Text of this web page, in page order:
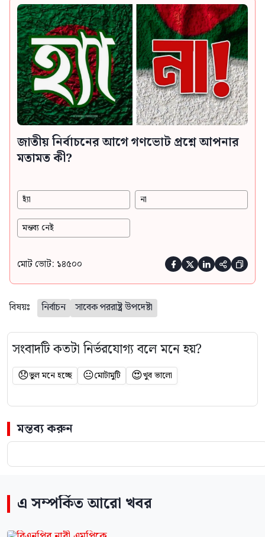
জাতীয় নির্বাচনের আগে গণভোট প্রশ্নে আপনার
মতামত কী?
হ্যাঁ না
মন্তব্য নেই
মোট ভোট: ১৪৫০০     
বিষয়ঃ নির্বাচন সাবেক পররাষ্ট্র উপদেষ্টা
সংবাদটি কতটা নির্ভরযোগ্য বলে মনে হয়?
😞ভুল মনে হচ্ছে 😐মোটামুটি 😍খুব ভালো
মন্তব্য করুন
এ সম্পর্কিত আরো খবর